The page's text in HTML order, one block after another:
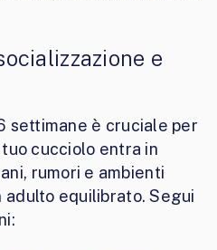
e
settimane è cruciale per
cucciolo entra in
rumori e ambienti
adulto equilibrato. Segui